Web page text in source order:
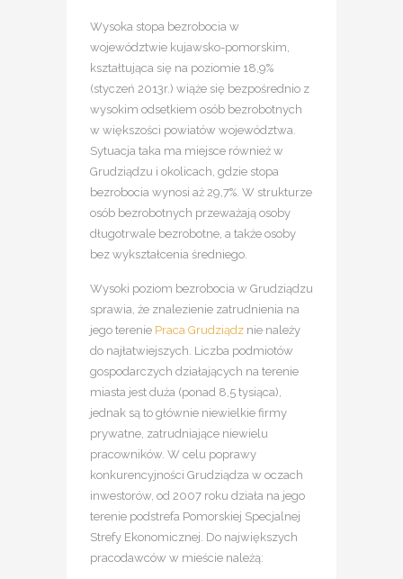
Wysoka stopa bezrobocia w
województwie kujawsko-pomorskim,
kształtująca się na poziomie 18,9%
(styczeń 2013r.) wiąże się bezpośrednio z
wysokim odsetkiem osób bezrobotnych
w większości powiatów województwa.
Sytuacja taka ma miejsce również w
Grudziądzu i okolicach, gdzie stopa
bezrobocia wynosi aż 29,7%. W strukturze
osób bezrobotnych przeważają osoby
długotrwale bezrobotne, a także osoby
bez wykształcenia średniego.
Wysoki poziom bezrobocia w Grudziądzu
sprawia, że znalezienie zatrudnienia na
jego terenie Praca Grudziądz nie należy
do najłatwiejszych. Liczba podmiotów
gospodarczych działających na terenie
miasta jest duża (ponad 8,5 tysiąca),
jednak są to głównie niewielkie firmy
prywatne, zatrudniające niewielu
pracowników. W celu poprawy
konkurencyjności Grudziądza w oczach
inwestorów, od 2007 roku działa na jego
terenie podstrefa Pomorskiej Specjalnej
Strefy Ekonomicznej. Do największych
pracodawców w mieście należą: